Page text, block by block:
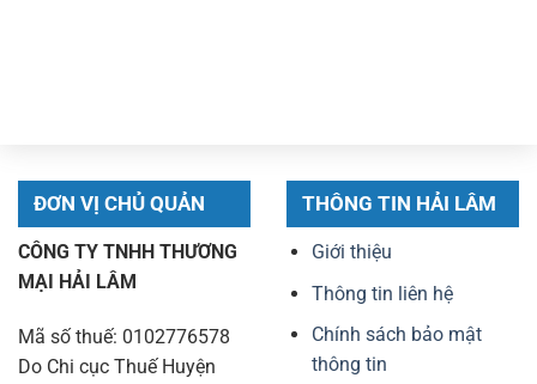
ĐƠN VỊ CHỦ QUẢN
CÔNG TY TNHH THƯƠNG
MẠI HẢI LÂM
Mã số thuế: 0102776578
Do Chi cục Thuế Huyện
THÔNG TIN HẢI LÂM
Giới thiệu
Thông tin liên hệ
Chính sách bảo mật
thông tin